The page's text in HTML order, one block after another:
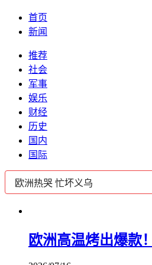
首页
新闻
推荐
社会
军事
娱乐
财经
历史
国内
国际
欧洲高温烤出爆款